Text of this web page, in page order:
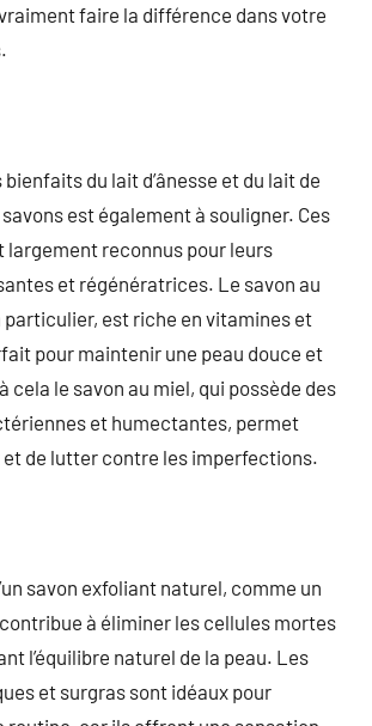
faire la différence dans votre
bienfaits du lait d’ânesse et du lait de
est également à souligner. Ces
largement reconnus pour leurs
et régénératrices. Le savon au
particulier, est riche en vitamines et
pour maintenir une peau douce et
cela le savon au miel, qui possède des
et humectantes, permet
et de lutter contre les imperfections.
savon exfoliant naturel, comme un
contribue à éliminer les cellules mortes
l’équilibre naturel de la peau. Les
et surgras sont idéaux pour